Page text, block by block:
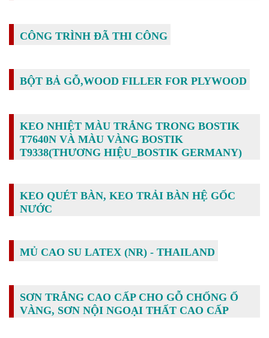
CÔNG TRÌNH ĐÃ THI CÔNG
BỘT BẢ GỖ,WOOD FILLER FOR PLYWOOD
KEO NHIỆT MÀU TRẮNG TRONG BOSTIK
T7640N VÀ MÀU VÀNG BOSTIK
T9338(THƯƠNG HIỆU_BOSTIK GERMANY)
KEO QUÉT BÀN, KEO TRẢI BÀN HỆ GỐC
NƯỚC
MỦ CAO SU LATEX (NR) - THAILAND
SƠN TRẮNG CAO CẤP CHO GỖ CHỐNG Ố
VÀNG, SƠN NỘI NGOẠI THẤT CAO CẤP